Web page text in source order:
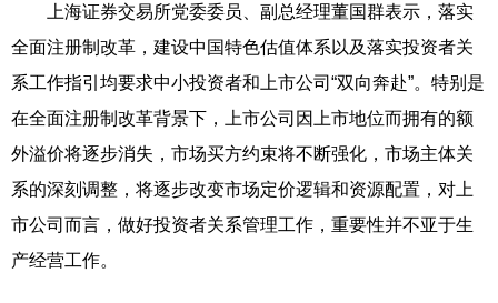
上海证券交易所党委委员、副总经理董国群表示，落实
全面注册制改革，建设中国特色估值体系以及落实投资者关
系工作指引均要求中小投资者和上市公司“双向奔赴”。特别是
在全面注册制改革背景下，上市公司因上市地位而拥有的额
外溢价将逐步消失，市场买方约束将不断强化，市场主体关
系的深刻调整，将逐步改变市场定价逻辑和资源配置，对上
市公司而言，做好投资者关系管理工作，重要性并不亚于生
产经营工作。